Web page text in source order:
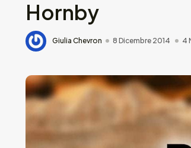
Hornby
Giulia Chevron 8 Dicembre 2014 4